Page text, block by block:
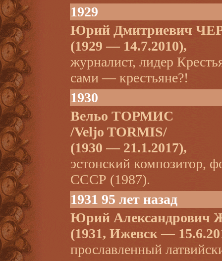
1929
Юрий Дмитриевич
(1929 — 14.7.2010),
журналист, лидер
сами — крестьяне?!
1930
Вельо ТОРМИС
/Veljo TORMIS/
(1930 — 21.1.2017),
эстонский композитор,
СССР (1987).
1931 95 лет назад
Юрий
(1931, Ижевск —
прославленный